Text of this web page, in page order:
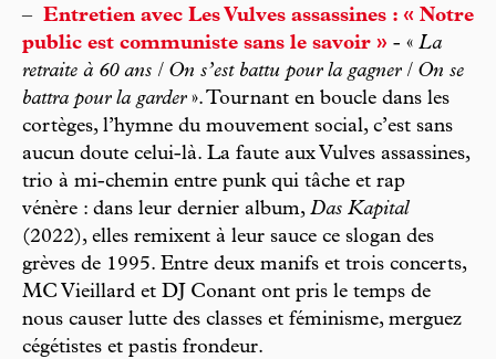
– Entretien avec Les Vulves assassines : « Notre
public est communiste sans le savoir » - « La
retraite à 60 ans / On s’est battu pour la gagner / On se
battra pour la garder». Tournant en boucle dans les
cortèges, l’hymne du mouvement social, c’est sans
aucun doute celui-là. La faute aux Vulves assassines,
trio à mi-chemin entre punk qui tâche et rap
vénère : dans leur dernier album, Das Kapital
(2022), elles remixent à leur sauce ce slogan des
grèves de 1995. Entre deux manifs et trois concerts,
MC Vieillard et DJ Conant ont pris le temps de
nous causer lutte des classes et féminisme, merguez
cégétistes et pastis frondeur.